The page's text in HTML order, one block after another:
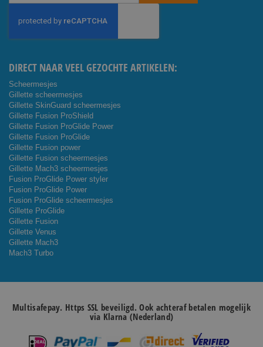
onze
DIRECT NAAR VEEL GEZOCHTE ARTIKELEN:
Scheermesjes
Gillette scheermesjes
Gillette SkinGuard scheermesjes
Gillette Fusion ProShield
Gillette Fusion ProGlide Power
Gillette Fusion ProGlide
Gillette Fusion power
Gillette Fusion scheermesjes
Gillette Mach3 scheermesjes
Fusion ProGlide Power styler
Fusion ProGlide Power
Fusion ProGlide scheermesjes
Gillette ProGlide
Gillette Fusion
Gillette Venus
Gillette Mach3
Mach3 Turbo
Multisafepay. Https SSL beveiligd. Ook achteraf betalen mogelijk
via Klarna (Nederland)